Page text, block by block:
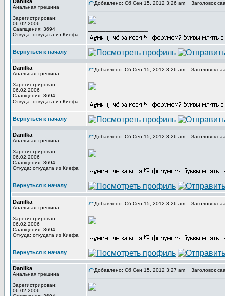
Анальная трещина
Зарегистрирован:
06.02.2006
Саапщения: 3694
Откуда: откудата из Киефа
Добавлено: Сб Сен 15, 2012 3:26 am Заголовок
Вернуться к началу
Danilka
Анальная трещина
Зарегистрирован:
06.02.2006
Саапщения: 3694
Откуда: откудата из Киефа
Добавлено: Сб Сен 15, 2012 3:26 am Заголовок
Вернуться к началу
Danilka
Анальная трещина
Зарегистрирован:
06.02.2006
Саапщения: 3694
Откуда: откудата из Киефа
Добавлено: Сб Сен 15, 2012 3:26 am Заголовок
Вернуться к началу
Danilka
Анальная трещина
Зарегистрирован:
06.02.2006
Саапщения: 3694
Откуда: откудата из Киефа
Добавлено: Сб Сен 15, 2012 3:26 am Заголовок
Вернуться к началу
Danilka
Анальная трещина
Зарегистрирован:
06.02.2006
Добавлено: Сб Сен 15, 2012 3:27 am Заголовок